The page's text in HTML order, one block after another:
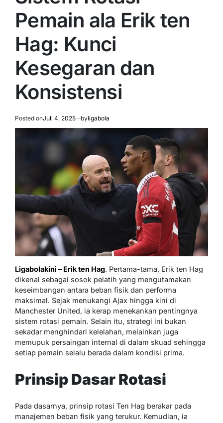
Pemain ala Erik ten
Hag: Kunci
Kesegaran dan
Konsistensi
Posted onJuli 4, 2025 byligabola
Ligabolakini – Erik ten Hag. Pertama-tama, Erik ten Hag
dikenal sebagai sosok pelatih yang mengutamakan
keseimbangan antara beban fisik dan performa
maksimal. Sejak menukangi Ajax hingga kini di
Manchester United, ia kerap menekankan pentingnya
sistem rotasi pemain. Selain itu, strategi ini bukan
sekadar menghindari kelelahan, melainkan juga
memupuk persaingan internal di dalam skuad sehingga
setiap pemain selalu berada dalam kondisi prima.
Prinsip Dasar Rotasi
Pada dasarnya, prinsip rotasi Ten Hag berakar pada
manajemen beban fisik yang terukur. Kemudian, ia